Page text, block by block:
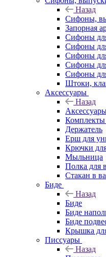
Назад
Сифоны,
Запорная
Сифоны
Сифоны
Сифоны
Сифоны
Сифоны
Штоки,
Аксессуары
Назад
Комплекты
Держатель
Ерш для
Крючки
Мыльница
Полка для
Стакан в
Биде
Назад
Биде
Биде
Биде
Крышка
Писсуары
Назад